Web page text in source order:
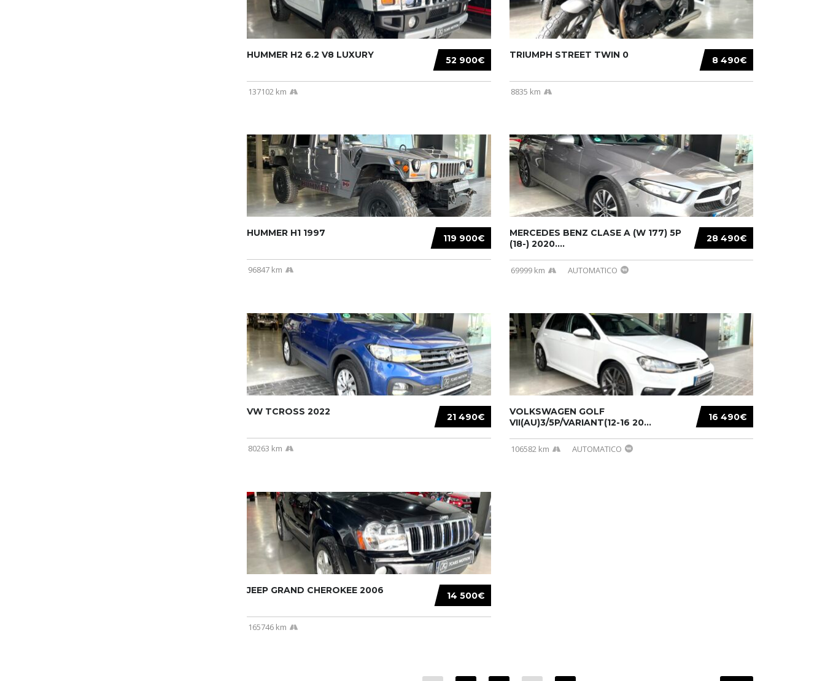
52 900€
HUMMER H2 6.2 V8 LUXURY
137102 km
8 490€
TRIUMPH STREET TWIN 0
8835 km
119 900€
HUMMER H1 1997
96847 km
28 490€
MERCEDES BENZ CLASE A (W 177) 5P
(18-) 2020....
69999 km AUTOMATICO
21 490€
VW TCROSS 2022
80263 km
16 490€
VOLKSWAGEN GOLF
VII(AU)3/5P/VARIANT(12-16 20...
106582 km AUTOMATICO
14 500€
JEEP GRAND CHEROKEE 2006
165746 km